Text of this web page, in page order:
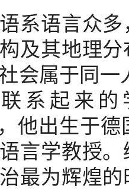
语言众多
及其地理
会属于同一
系起来
他出生于
言学教授
最为辉煌